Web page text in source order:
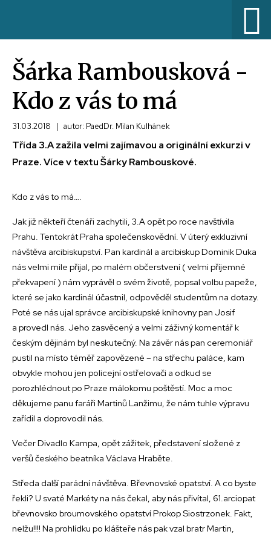
Šárka Rambousková -
Kdo z vás to má
31.03.2018 | autor: PaedDr. Milan Kulhánek
Třída 3.A zažila velmi zajímavou a originální exkurzi v
Praze. Více v textu Šárky Rambouskové.
Kdo z vás to má….
Jak již někteří čtenáři zachytili, 3.A opět po roce navštívila
Prahu. Tentokrát Praha společenskovědní. V úterý exkluzivní
návštěva arcibiskupství. Pan kardinál a arcibiskup Dominik Duka
nás velmi mile přijal, po malém občerstvení ( velmi příjemné
překvapení ) nám vyprávěl o svém životě, popsal volbu papeže,
které se jako kardinál účastnil, odpověděl studentům na dotazy.
Poté se nás ujal správce arcibiskupské knihovny pan Josif
a provedl nás. Jeho zasvěcený a velmi záživný komentář k
českým dějinám byl neskutečný. Na závěr nás pan ceremoniář
pustil na místo téměř zapovězené – na střechu paláce, kam
obvykle mohou jen policejní ostřelovači a odkud se
porozhlédnout po Praze málokomu poštěstí. Moc a moc
děkujeme panu faráři Martinů Lanžimu, že nám tuhle výpravu
zařídil a doprovodil nás.
Večer Divadlo Kampa, opět zážitek, představení složené z
veršů českého beatníka Václava Hraběte.
Středa další parádní návštěva. Břevnovské opatství. A co byste
řekli? U svaté Markéty na nás čekal, aby nás přivítal, 61.arciopat
břevnovsko broumovského opatství Prokop Siostrzonek. Fakt,
nelžu!!!! Na prohlídku po klášteře nás pak vzal bratr Martin,